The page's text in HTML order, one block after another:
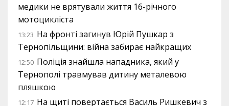
медики не врятували життя 16-річного
мотоцикліста
13:23 На фронті загинув Юрій Пушкар з
Тернопільщини: війна забирає найкращих
12:50 Поліція знайшла нападника, який у
Тернополі травмував дитину металевою
пляшкою
12:17 На щиті повертається Василь Ришкевич з